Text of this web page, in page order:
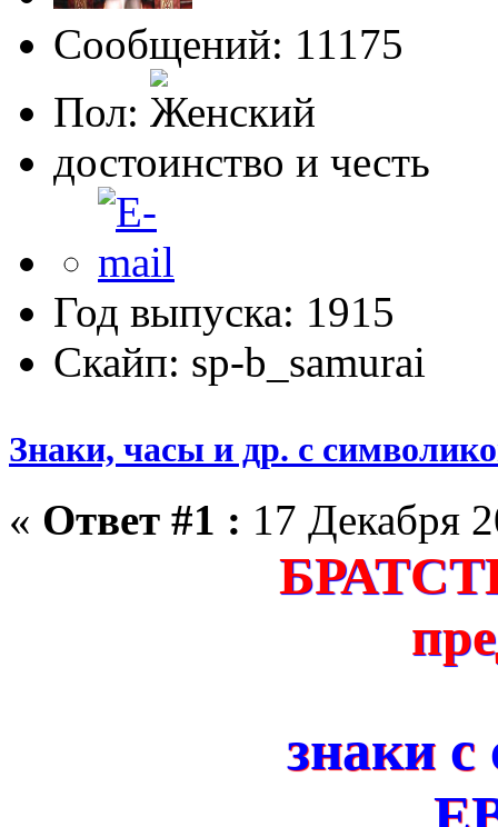
Сообщений: 11175
Пол:
достоинство и честь
Год выпуска: 1915
Скайп: sp-b_samurai
Знаки, часы и др. с
« Ответ #1 : 17 Декабря
знаки